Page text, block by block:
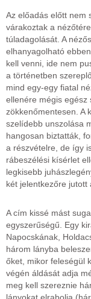
Az előadás előtt nem
várakoztak a
túladagolását. A
elhanyagolható
kell venni, ide nem
a történetben
mind egy-egy fiatal
ellenére mégis egész
zökkenőmentesen. A
szelídebb unszolása
hangosan biztatták,
a részvételre, de így
rábeszélési kísérlet
legkisebb
két jelentkezőre jutott
A cím kissé mást
egyszerűségű. Egy
Napocskának,
három lányba
őket, mikor feleségül
végén áldását adja
meg kell szereznie
lányokat elrabolja